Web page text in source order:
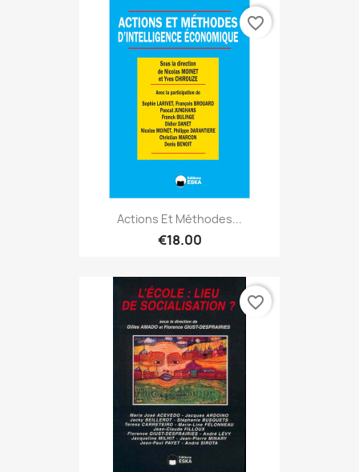
Actions Et Méthodes...
€18.00
favorite_border
favorite_border